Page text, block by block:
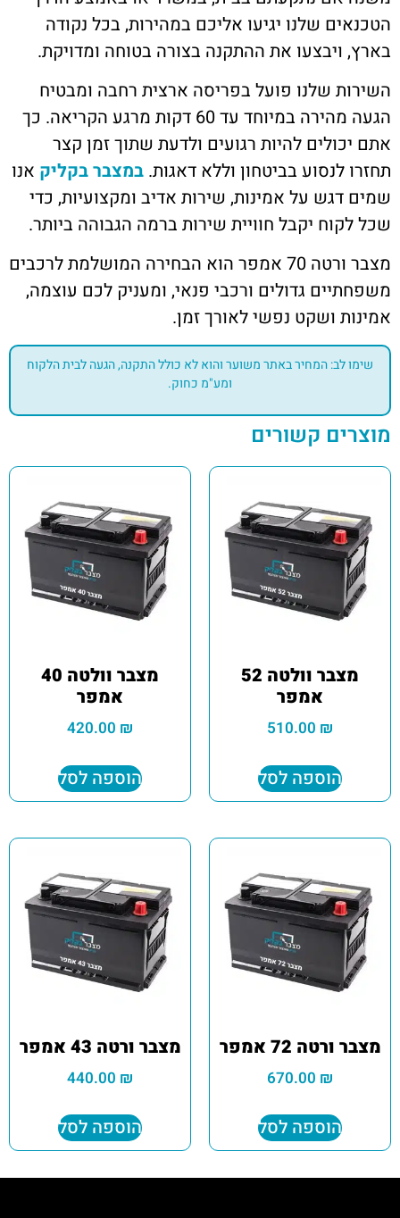
הטכנאים שלנו יגיעו אליכם במהירות, בכל נקודה
בארץ, ויבצעו את ההתקנה בצורה בטוחה ומדויקת.
השירות שלנו פועל בפריסה ארצית רחבה ומבטיח
הגעה מהירה במיוחד עד 60 דקות מרגע הקריאה. כך
אתם יכולים להיות רגועים ולדעת שתוך זמן קצר
תחזרו לנסוע בביטחון וללא דאגות. במצבר בקליק אנו
שמים דגש על אמינות, שירות אדיב ומקצועיות, כדי
שכל לקוח יקבל חוויית שירות ברמה הגבוהה ביותר.
מצבר ורטה 70 אמפר הוא הבחירה המושלמת לרכבים
משפחתיים גדולים ורכבי פנאי, ומעניק לכם עוצמה,
אמינות ושקט נפשי לאורך זמן.
שימו לב: המחיר באתר משוער והוא לא כולל התקנה, הגעה לבית הלקוח
ומע"מ כחוק.
מוצרים קשורים
מצבר וולטה 52
אמפר
510.00 ₪
הוספה לסל
מצבר וולטה 40
אמפר
420.00 ₪
הוספה לסל
מצבר ורטה 72 אמפר
670.00 ₪
הוספה לסל
מצבר ורטה 43 אמפר
440.00 ₪
הוספה לסל